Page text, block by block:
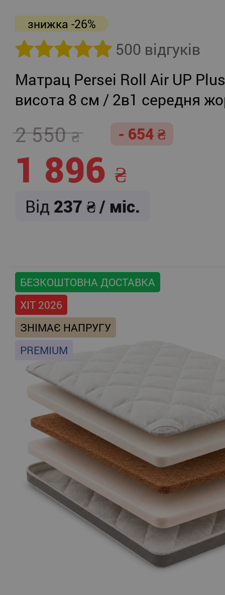
знижка -26%
500 відгуків
Матрац Persei Roll Air UP
висота 8 см / 2в1 середня
2 550 - 654
1 896
Від 237 / міс.
БЕЗКОШТОВНА ДОСТАВКА
ХІТ 2026
ЗНІМАЄ НАПРУГУ
PREMIUM